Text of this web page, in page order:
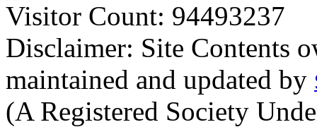
Visitor Count: 94493237
Disclaimer: Site Contents
maintained and updated by
(A Registered Society